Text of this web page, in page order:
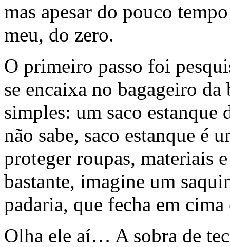
mas apesar do pouco
meu, do zero.
O primeiro passo foi
se encaixa no bagageiro
simples: um saco estanque
não sabe, saco estanque é
proteger roupas, materiais
bastante, imagine um
padaria, que fecha em
Olha ele aí… A sobra de